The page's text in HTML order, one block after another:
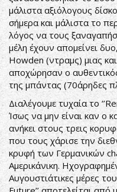
μάλιστα αξιόλογους
σήμερα και μάλιστα το
λόγος να τους
μέλη έχουν απομείνει
Howden (ντραμς) μιας
αποχώρησαν ο
της μπάντας (70άρηδες
Διαλέγουμε τυχαία το
Ίσως να μην είναι καν ο
ανήκει στους τρεις
που τους χάρισε την
κρυφή των Γερμανικών
Αμερικάνικη.
Αυγουστιάτικες μέρες